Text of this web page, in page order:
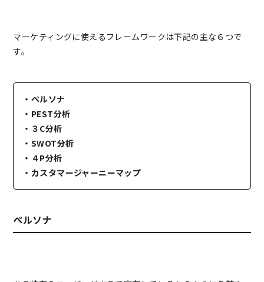
マーケティングに使えるフレームワークは下記の主な６つで
す。
・ペルソナ
・PEST分析
・３C分析
・SWOT分析
・４P分析
・カスタマージャーニーマップ
ペルソナ